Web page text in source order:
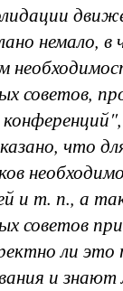
немало,
советов,
что
и т. п., а
советов
ли
и